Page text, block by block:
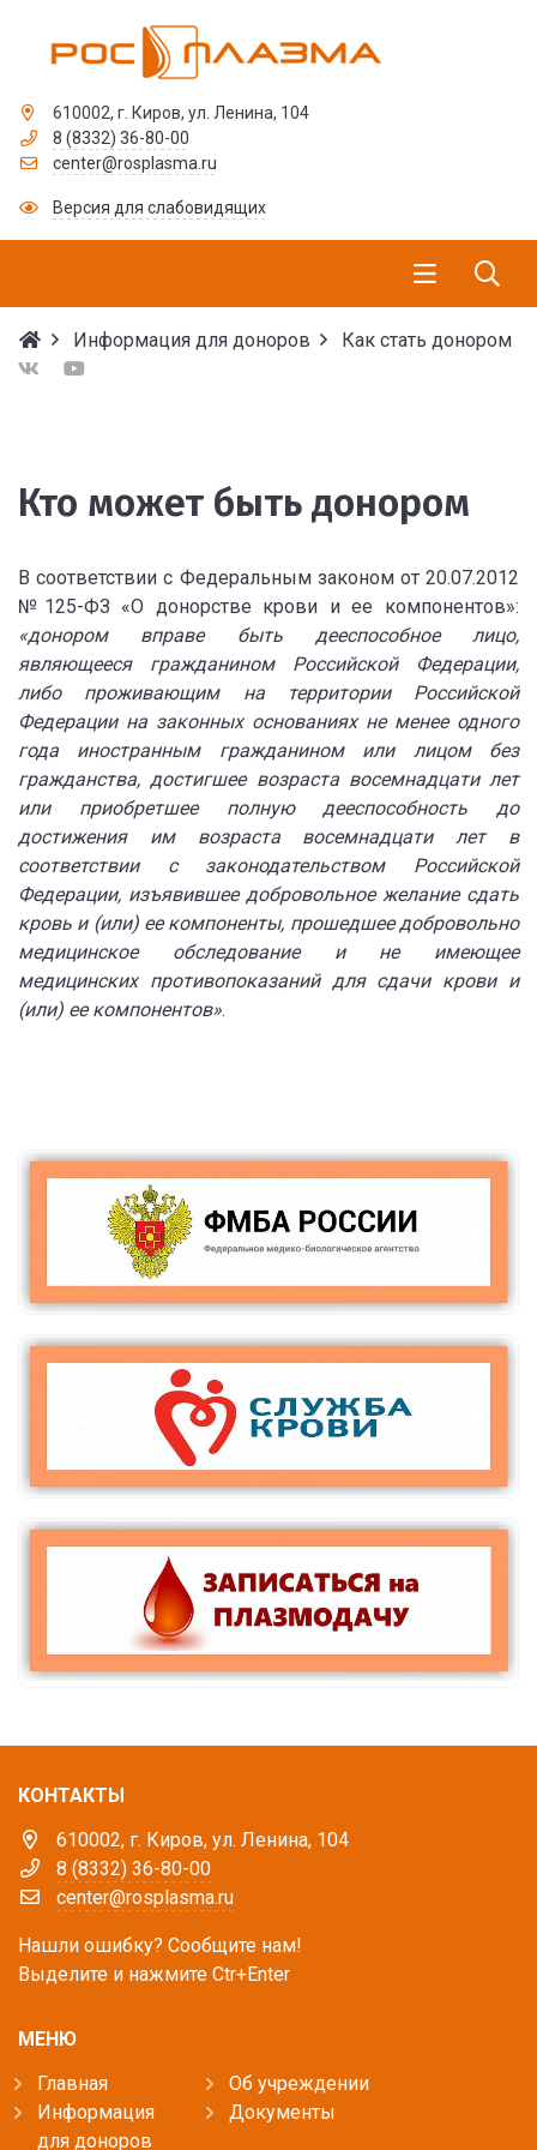
610002, г. Киров, ул. Ленина, 104
8 (8332) 36-80-00
center@rosplasma.ru
Версия для слабовидящих
Информация для доноров Как стать донором
Кто может быть донором
В соответствии с Федеральным законом от 20.07.2012
№125-ФЗ «О донорстве крови и ее компонентов»:
«донором вправе быть дееспособное лицо,
являющееся гражданином Российской Федерации,
либо проживающим на территории Российской
Федерации на законных основаниях не менее одного
года иностранным гражданином или лицом без
гражданства, достигшее возраста восемнадцати лет
или приобретшее полную дееспособность до
достижения им возраста восемнадцати лет в
соответствии с законодательством Российской
Федерации, изъявившее добровольное желание сдать
кровь и (или) ее компоненты, прошедшее добровольно
медицинское обследование и не имеющее
медицинских противопоказаний для сдачи крови и
(или) ее компонентов».
КОНТАКТЫ
610002, г. Киров, ул. Ленина, 104
8 (8332) 36-80-00
center@rosplasma.ru
Нашли ошибку? Сообщите нам!
Выделите и нажмите Ctr+Enter
МЕНЮ
Главная
Об учреждении
Информация
для доноров
Документы